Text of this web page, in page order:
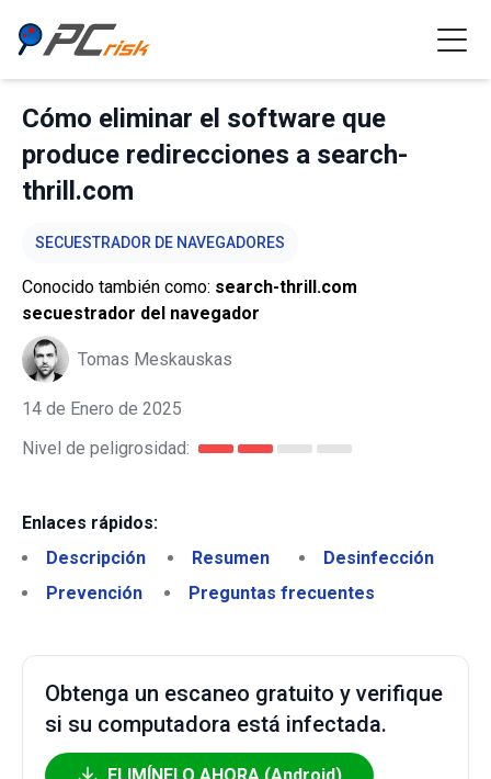
Cómo eliminar el software que
produce redirecciones a search-
thrill.com
SECUESTRADOR DE NAVEGADORES
Conocido también como: search-thrill.com
secuestrador del navegador
Tomas Meskauskas
14 de Enero de 2025
Nivel de peligrosidad:
Enlaces rápidos:
Descripción
Resumen
Desinfección
Prevención
Preguntas frecuentes
Obtenga un escaneo gratuito y verifique
si su computadora está infectada.